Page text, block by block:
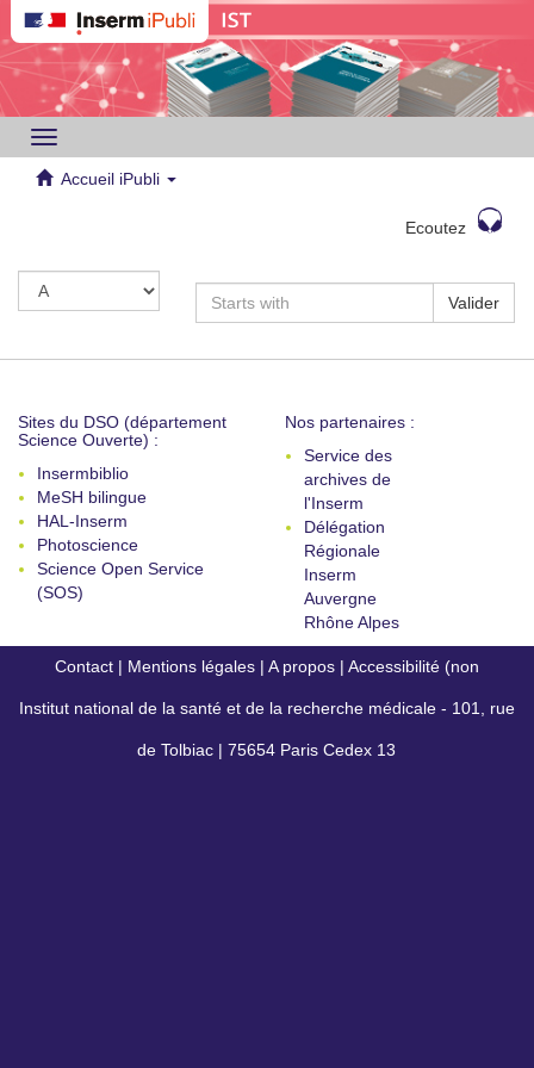
Toggle
navigation
Accueil iPubli
Ecoutez
Valider
Sites du DSO (département
Science Ouverte) :
Insermbiblio
MeSH bilingue
HAL-Inserm
Photoscience
Science Open Service
(SOS)
Nos partenaires :
Service des
archives de
l'Inserm
Délégation
Régionale
Inserm
Auvergne
Rhône Alpes
Contact | Mentions légales | A propos | Accessibilité (non
conforme)
Institut national de la santé et de la recherche médicale - 101, rue
de Tolbiac | 75654 Paris Cedex 13